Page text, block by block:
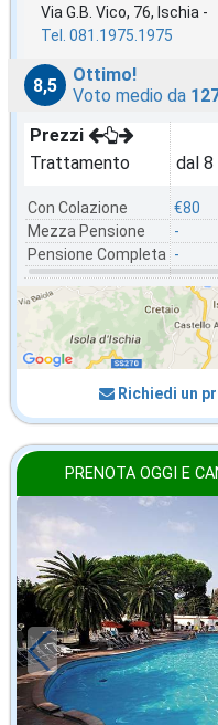
Via G.B. Vico, 76, Ischia -
Tel. 081.1975.1975
8,5
Ottimo!
Voto medio da
Prezzi
Trattamento
Con Colazione
Mezza Pensione
Pensione Completa
dal 8
€80
-
-
Richiedi un
PRENOTA OGGI E
2026 FERRAGOSTO
in offerta da
€80,00
a notte